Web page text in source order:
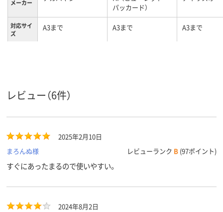
メーカー
パッカード）
対応サイ
ズ
A3まで A3まで A3まで
レビュー（6件）
2025年2月10日
まろんぬ様
レビューランク B (97ポイント)
すぐにあったまるので使いやすい。
2024年8月2日